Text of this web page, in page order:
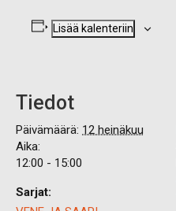
Lisää kalenteriin
Tiedot
Päivämäärä: 12 heinäkuu
Aika:
12:00 - 15:00
Sarjat: